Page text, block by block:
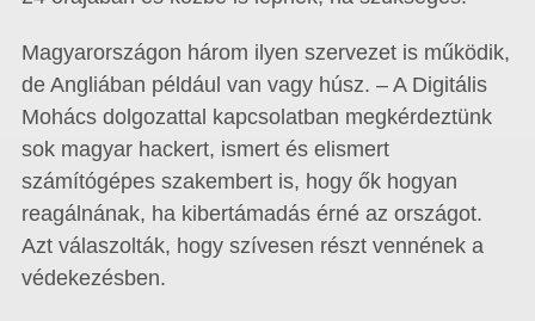
Magyarországon három ilyen szervezet is működik,
de Angliában például van vagy húsz. – A Digitális
Mohács dolgozattal kapcsolatban megkérdeztünk
sok magyar hackert, ismert és elismert
számítógépes szakembert is, hogy ők hogyan
reagálnának, ha kibertámadás érné az országot.
Azt válaszolták, hogy szívesen részt vennének a
védekezésben.